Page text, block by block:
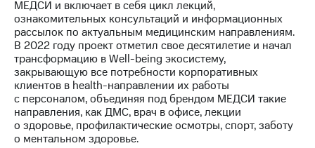
МЕДСИ и включает в себя цикл лекций,
ознакомительных консультаций и информационных
рассылок по актуальным медицинским направлениям.
В 2022 году проект отметил свое десятилетие и начал
трансформацию в Well-being экосистему,
закрывающую все потребности корпоративных
клиентов в health-направлении их работы
с персоналом, объединяя под брендом МЕДСИ такие
направления, как ДМС, врач в офисе, лекции
о здоровье, профилактические осмотры, спорт, заботу
о ментальном здоровье.